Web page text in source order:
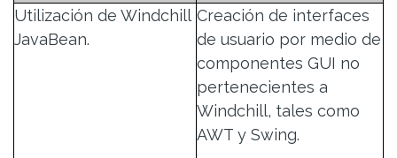
Utilización de Windchill
JavaBean.
Creación de interfaces
de usuario por medio de
componentes GUI no
pertenecientes a
Windchill, tales como
AWT y Swing.